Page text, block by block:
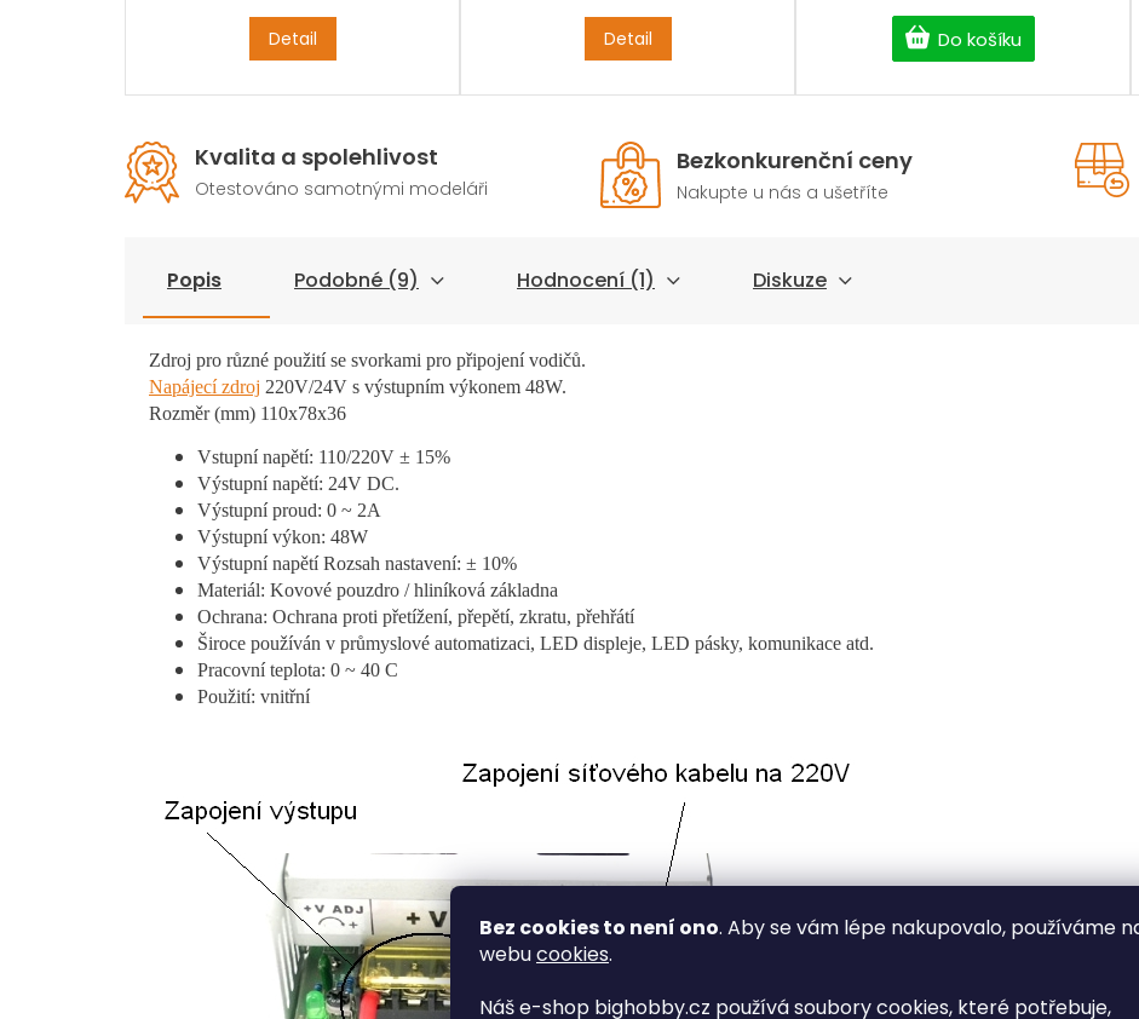
Bez cookies to není ono. Aby se vám lépe nakupovalo, používáme
webucookies.
Náš e-shop bighobby.cz používá soubory cookies, které potřebuje,
Detail Detail Do košíku
Kvalita a spolehlivost
Otestováno samotnými modeláři
Bezkonkurenční ceny
Nakupte u nás a ušetříte
Popis Podobné (9) Hodnocení (1) Diskuze
Zdroj pro různé použití se svorkami pro připojení vodičů.
Napájecí zdroj 220V/24V s výstupním výkonem 48W.
Rozměr (mm) 110x78x36
Vstupní napětí: 110/220V ± 15%
Výstupní napětí: 24V DC.
Výstupní proud: 0 ~ 2A
Výstupní výkon: 48W
Výstupní napětí Rozsah nastavení: ± 10%
Materiál: Kovové pouzdro / hliníková základna
Ochrana: Ochrana proti přetížení, přepětí, zkratu, přehřátí
Široce používán v průmyslové automatizaci, LED displeje, LED pásky, komunikace atd.
Pracovní teplota: 0 ~ 40 C
Použití: vnitřní